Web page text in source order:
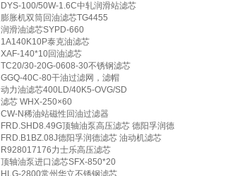
DYS-100/50W-1.6C中轧润滑站滤芯
膨胀机双筒回油滤芯TG4455
润滑油滤芯SYPD-660
1A140K10P泰克油滤芯
XAF-140*10回油滤芯
TC20/30-20G-0608-30不锈钢滤芯
GGQ-40C-80干油过滤网，滤帽
动力油滤芯400LD/40K5-OVG/SD
滤芯 WHX-250×60
CW-N稀油站磁性回油过滤器
FRD.SHD8.49G顶轴油泵高压滤芯 德阳孚润德
FRD.B1BZ.08J德阳孚润德滤芯 油动机滤芯
R928017176力士乐高压滤芯
顶轴油泵进口滤芯SFX-850*20
HLG-2800常州华立不锈钢滤芯